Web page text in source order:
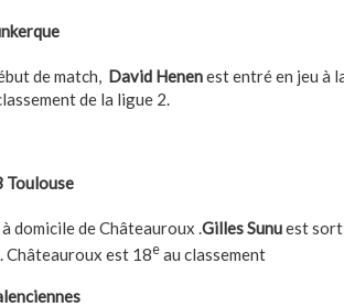
de match, David Henenest entré en jeu à
de la ligue 2.
Toulouse
domicile de Châteauroux .Gilles Sunuest
Châteauroux est 18e au classement